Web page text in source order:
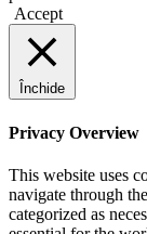
Accept
Închide
Privacy Overview
This website uses
navigate through
categorized as